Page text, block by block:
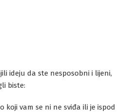
ideju da ste nesposobni i lijeni,
biste:
koji vam se ni ne sviđa ili je ispod